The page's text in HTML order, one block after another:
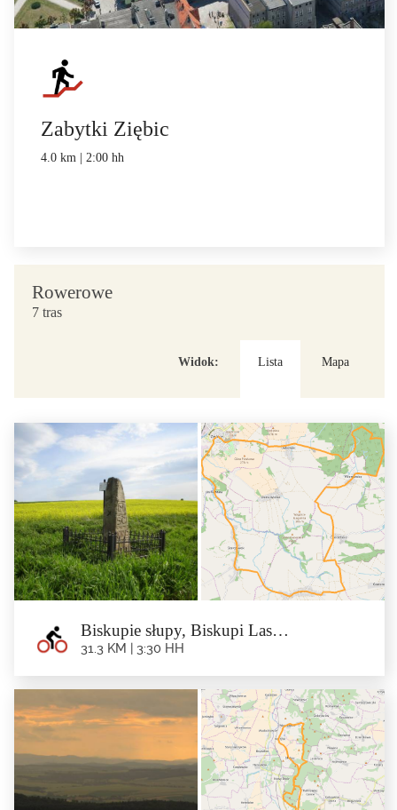
Zabytki Ziębic
4.0 km | 2:00 hh
Rowerowe
7 tras
Widok: Lista Mapa
Biskupie słupy, Biskupi Las…
31.3 KM | 3:30 HH
Biskupie słupy, Biskupi Las…
31.3 km | 3:30 hh
Trasa: Ziębice – Starczówek – Lipniki – Chociebórz –...